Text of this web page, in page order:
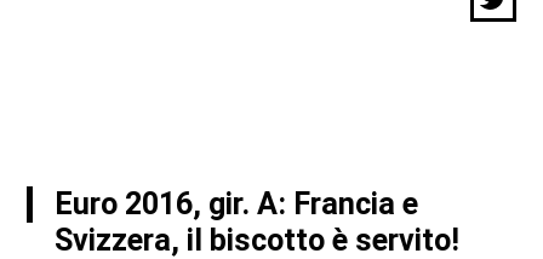
Euro 2016, gir. A: Francia e
Svizzera, il biscotto è servito!